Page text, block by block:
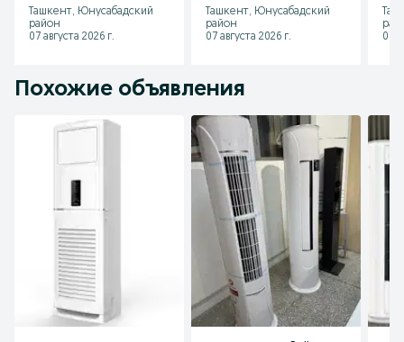
36HRDN1/MDOU-
36HDN1
Ташкент, Юнусабадский
район
07 августа 2026 г.
Ташкент, Юнусабадский
район
07 августа 2026 г.
07
Похожие объявления